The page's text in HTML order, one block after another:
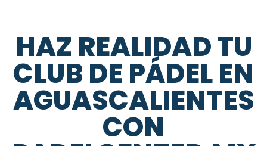
HAZ REALIDAD TU
CLUB DE PÁDEL EN
AGUASCALIENTES
CON